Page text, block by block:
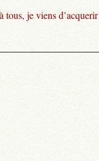
tous, je viens